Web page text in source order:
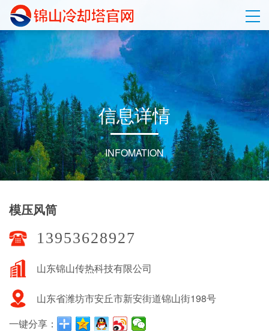
信息详情
INFOMATION
模压风筒
13953628927
山东锦山传热科技有限公司
山东省潍坊市安丘市新安街道锦山街198号
一键分享：